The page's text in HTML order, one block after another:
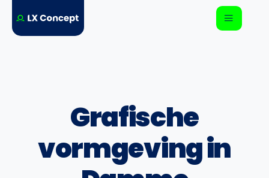
Grafische
vormgeving in